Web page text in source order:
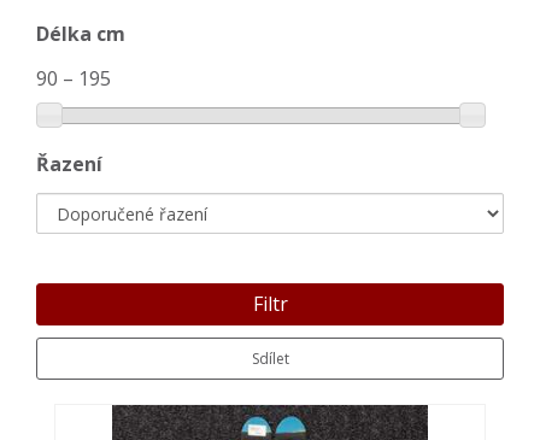
Délka cm
90 – 195
Řazení
Filtr
Sdílet